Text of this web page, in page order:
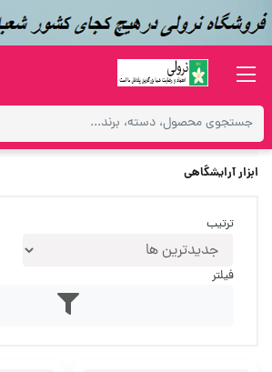
ابزار آرایشگاهی
ترتیب
فیلتر